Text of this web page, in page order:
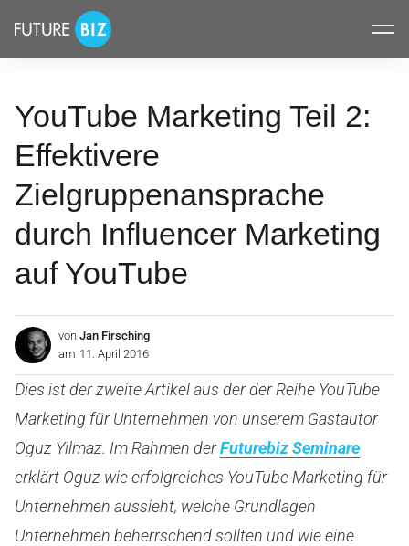
überspringen
FUTUREBIZ
YouTube Marketing Teil 2:
Effektivere
Zielgruppenansprache
durch Influencer Marketing
auf YouTube
von Jan Firsching
am 11. April 2016
Dies ist der zweite Artikel aus der der Reihe YouTube
Marketing für Unternehmen von unserem Gastautor
Oguz Yilmaz. Im Rahmen derFuturebiz Seminare
erklärt Oguz wie erfolgreiches YouTube Marketing für
Unternehmen aussieht, welche Grundlagen
Unternehmen beherrschend sollten und wie eine